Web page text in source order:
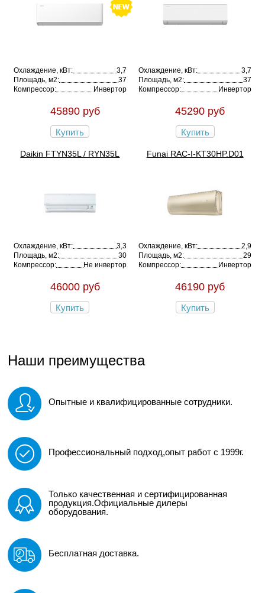
Охлаждение, кВт:
3,7
Площадь, м2:
37
Компрессор:
Инвертор
45890 руб
Купить
Охлаждение, кВт:
3,7
Площадь, м2:
37
Компрессор:
Инвертор
45290 руб
Купить
Daikin FTYN35L / RYN35L
Охлаждение, кВт:
3,3
Площадь, м2:
30
Компрессор:
Не инвертор
46000 руб
Купить
Funai RAC-I-KT30HP.D01
Охлаждение, кВт:
2,9
Площадь, м2:
29
Компрессор:
Инвертор
46190 руб
Купить
Наши преимущества
Опытные и квалифицированные сотрудники.
Профессиональный подход,опыт работ с 1999г.
Только качественная и сертифицированная
продукция.Официальные дилеры
оборудования.
Бесплатная доставка.